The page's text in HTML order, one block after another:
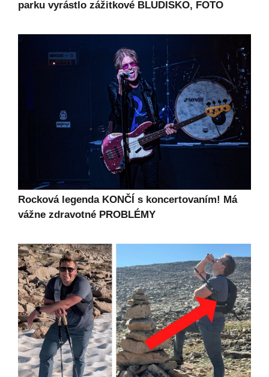
parku vyrástlo zážitkové BLUDISKO, FOTO
Rocková legenda KONČÍ s koncertovaním! Má
vážne zdravotné PROBLÉMY